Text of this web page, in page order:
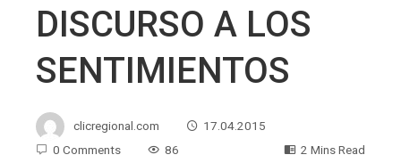
DISCURSO A LOS
SENTIMIENTOS
clicregional.com
17.04.2015
0 Comments
86 2 Mins Read